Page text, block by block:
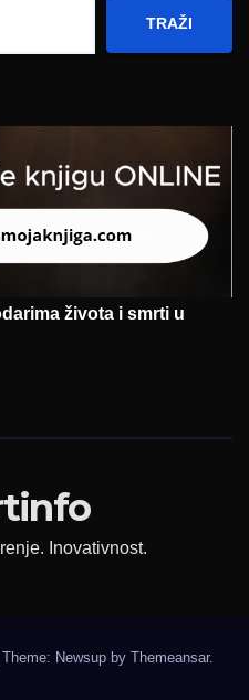
TRAŽI
života i smrti u
Inovativnost.
Theme: Newsup by Themeansar.